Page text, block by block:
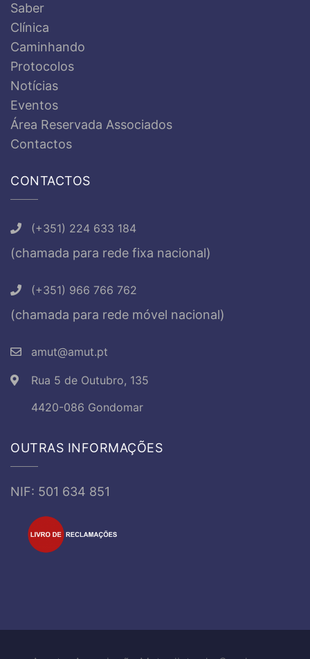
Saber
Clínica
Caminhando
Protocolos
Notícias
Eventos
Área Reservada Associados
Contactos
CONTACTOS
(+351) 224 633 184
(chamada para rede fixa nacional)
(+351) 966 766 762
(chamada para rede móvel nacional)
amut@amut.pt
Rua 5 de Outubro, 135
4420-086 Gondomar
OUTRAS INFORMAÇÕES
NIF: 501 634 851